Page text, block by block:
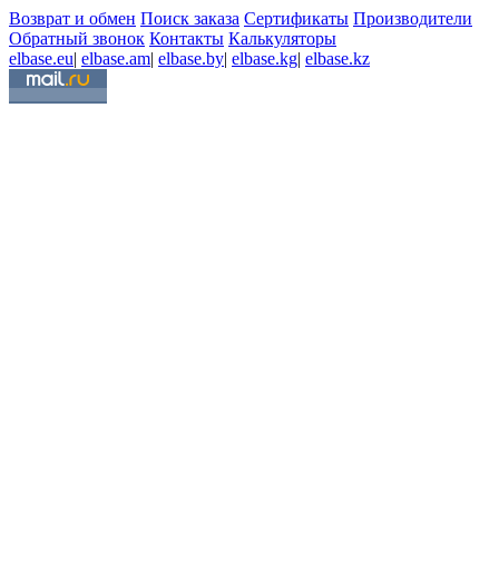
Возврат и обмен Поиск заказа Сертификаты Производители
Обратный звонок Контакты Калькуляторы
elbase.eu| elbase.am| elbase.by| elbase.kg| elbase.kz